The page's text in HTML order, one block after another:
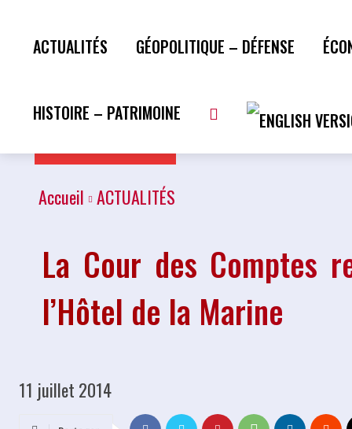
ACTUALITÉS GÉOPOLITIQUE – DÉFENSE
HISTOIRE – PATRIMOINE
Accueil ACTUALITÉS
La Cour des Comptes
l’Hôtel de la Marine
11 juillet 2014